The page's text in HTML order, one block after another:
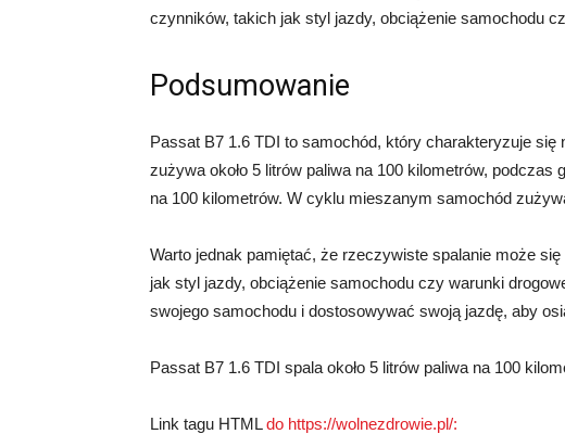
czynników, takich jak styl jazdy, obciążenie samochodu
Podsumowanie
Passat B7 1.6 TDI to samochód, który charakteryzuje
zużywa około 5 litrów paliwa na 100 kilometrów, podczas
na 100 kilometrów. W cyklu mieszanym samochód
Warto jednak pamiętać, że rzeczywiste spalanie może
jak styl jazdy, obciążenie samochodu czy warunki
swojego samochodu i dostosowywać swoją jazdę, aby
Passat B7 1.6 TDI spala około 5 litrów paliwa na 100
Link tagu HTMLdo https://wolnezdrowie.pl/: